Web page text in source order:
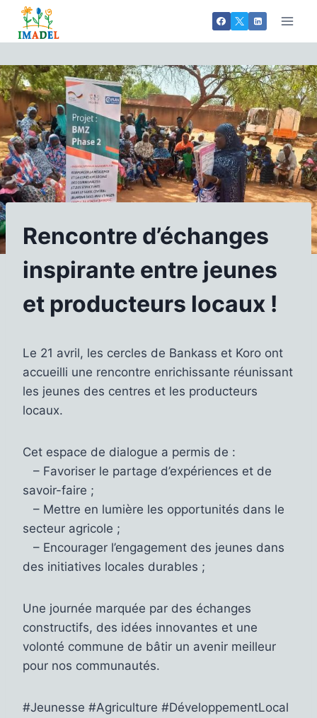
Aller
contenu
Rencontre d’échanges
inspirante entre jeunes
et producteurs locaux !
Le 21 avril, les cercles de Bankass et Koro ont
accueilli une rencontre enrichissante réunissant
les jeunes des centres et les producteurs
locaux.
Cet espace de dialogue a permis de :
– Favoriser le partage d’expériences et de
savoir-faire ;
– Mettre en lumière les opportunités dans le
secteur agricole ;
– Encourager l’engagement des jeunes dans
des initiatives locales durables ;
Une journée marquée par des échanges
constructifs, des idées innovantes et une
volonté commune de bâtir un avenir meilleur
pour nos communautés.
#Jeunesse #Agriculture #DéveloppementLocal